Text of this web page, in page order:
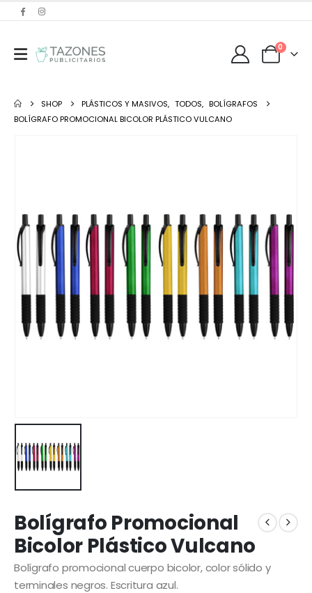
0
SHOP PLÁSTICOS Y MASIVOS, TODOS, BOLÍGRAFOS
BOLÍGRAFO PROMOCIONAL BICOLOR PLÁSTICO VULCANO
Bolígrafo Promocional
Bicolor Plástico Vulcano
Bolígrafo promocional cuerpo bicolor, color sólido y
terminales negros. Escritura azul.